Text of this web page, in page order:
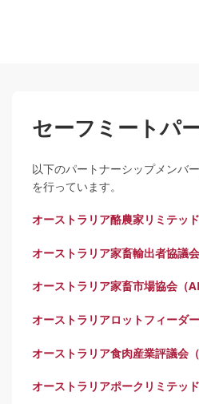
セーフミートパ
以下のパートナーシップメンバ
を行っています。
オーストラリア酪農家リミテッ
オーストラリア家畜輸出者協議
オーストラリア家畜市場協会（
オーストラリアロットフィーダ
オーストラリア食肉産業評議会
オーストラリアポークリミテッ